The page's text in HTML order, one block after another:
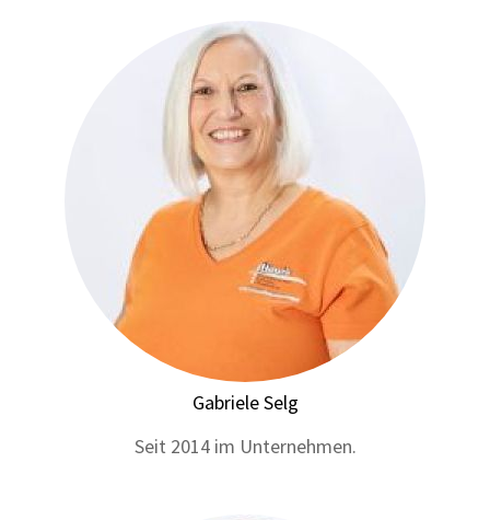
Gabriele Selg
Seit 2014 im Unternehmen.